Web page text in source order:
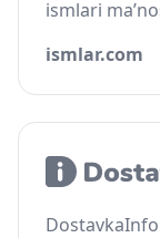
ismlari
ismlar.com